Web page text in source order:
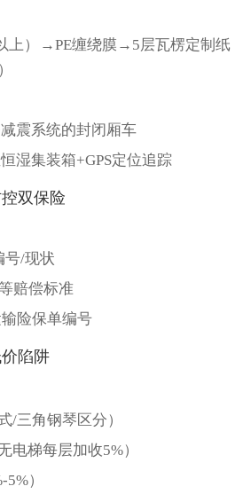
上）→PE缠绕膜→5层瓦楞定制纸
震系统的封闭厢车
湿集装箱+GPS定位追踪
双保险
号/现状
赔偿标准
险保单编号
陷阱
/三角钢琴区分）
电梯每层加收5%）
）